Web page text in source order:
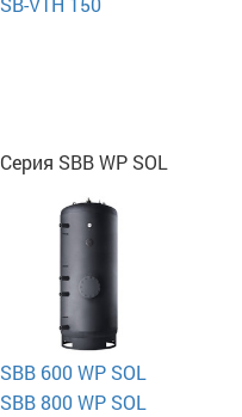
Серия SBB WP SOL
SBB 600 WP SOL
SBB 800 WP SOL